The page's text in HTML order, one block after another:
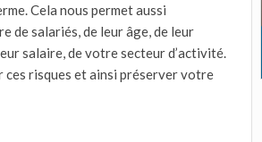
Cela nous permet aussi
de salariés, de leur âge, de leur
salaire, de votre secteur d’activité.
risques et ainsi préserver votre